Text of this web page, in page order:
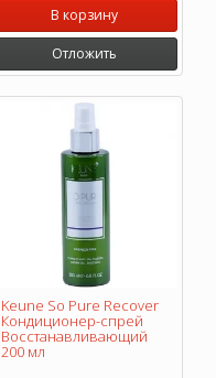
В корзину
Отложить
Keune So Pure Recover
Кондиционер-спрей
Восстанавливающий
200 мл